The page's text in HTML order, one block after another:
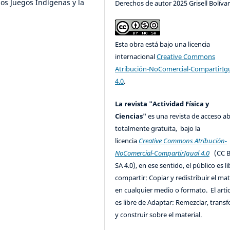
Juegos Indígenas y la Derechos de autor 2025 Grisell
Esta obra está bajo una licencia
internacionalCreative Commons
Atribución-NoComercial-
4.0.
La revista "Actividad Física y
Ciencias"es una revista de acceso
totalmente gratuita, bajo la
licencia Creative Commons Atribución-
NoComercial-CompartirIgual 4.0 (CC
SA 4.0), en ese sentido, el público es
compartir: Copiar y redistribuir el
en cualquier medio o formato. El
es libre de Adaptar: Remezclar,
y construir sobre el material.